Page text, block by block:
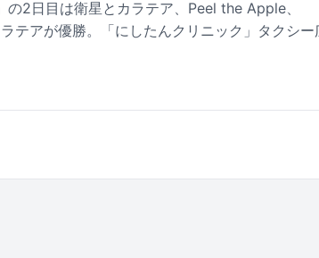
の2日目は衛星とカラテア、Peel the Apple、
テアが優勝。「にしたんクリニック」タクシー